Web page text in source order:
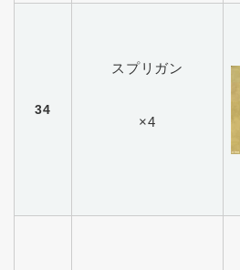
34
スプリガン
×4